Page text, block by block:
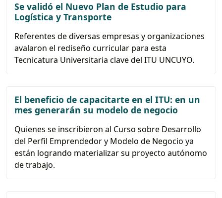
Se validó el Nuevo Plan de Estudio para
Logística y Transporte
Referentes de diversas empresas y organizaciones
avalaron el rediseño curricular para esta
Tecnicatura Universitaria clave del ITU UNCUYO.
El beneficio de capacitarte en el ITU: en un
mes generarán su modelo de negocio
Quienes se inscribieron al Curso sobre Desarrollo
del Perfil Emprendedor y Modelo de Negocio ya
están logrando materializar su proyecto autónomo
de trabajo.